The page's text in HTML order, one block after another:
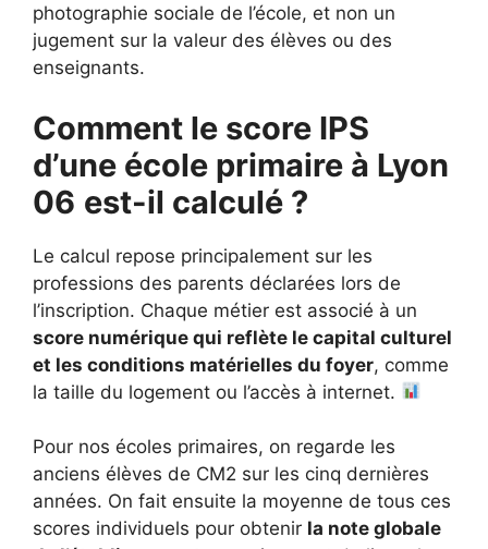
photographie sociale de l’école, et non un
jugement sur la valeur des élèves ou des
enseignants.
Comment le score IPS
d’une école primaire à Lyon
06 est-il calculé ?
Le calcul repose principalement sur les
professions des parents déclarées lors de
l’inscription. Chaque métier est associé à un
score numérique qui reflète le capital culturel
et les conditions matérielles du foyer, comme
la taille du logement ou l’accès à internet.
Pour nos écoles primaires, on regarde les
anciens élèves de CM2 sur les cinq dernières
années. On fait ensuite la moyenne de tous ces
scores individuels pour obtenir la note globale